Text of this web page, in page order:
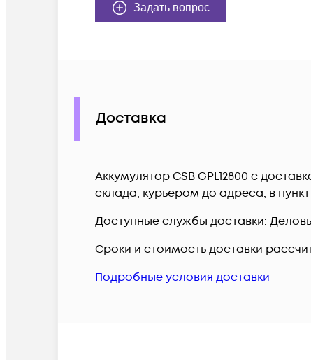
Задать вопрос
Доставка
Аккумулятор CSB GPL12800 c
склада, курьером до адреса, в
Доступные службы доставки:
Сроки и стоимость доставки
Подробные условия доставки